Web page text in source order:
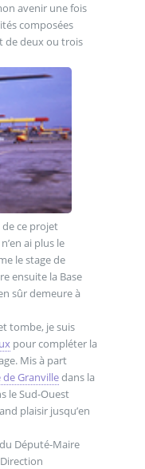
avenir une fois
composées
de deux ou trois
ce projet
ai plus le
le stage de
ensuite la Base
sûr demeure à
tombe, je suis
pour compléter la
Mis à part
de Granvilledans la
le Sud-Ouest
plaisir jusqu’en
Député-Maire